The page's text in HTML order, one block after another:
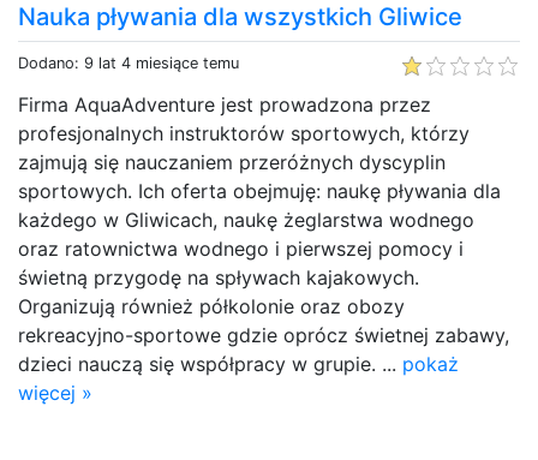
Nauka pływania dla wszystkich Gliwice
Dodano: 9 lat 4 miesiące temu
Firma AquaAdventure jest prowadzona przez
profesjonalnych instruktorów sportowych, którzy
zajmują się nauczaniem przeróżnych dyscyplin
sportowych. Ich oferta obejmuję: naukę pływania dla
każdego w Gliwicach, naukę żeglarstwa wodnego
oraz ratownictwa wodnego i pierwszej pomocy i
świetną przygodę na spływach kajakowych.
Organizują również półkolonie oraz obozy
rekreacyjno-sportowe gdzie oprócz świetnej zabawy,
dzieci nauczą się współpracy w grupie. ... pokaż
więcej »